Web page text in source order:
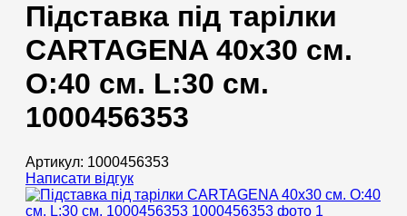
Підставка під тарілки
CARTAGENA 40х30 см.
O:40 см. L:30 см.
1000456353
Артикул: 1000456353
Написати відгук